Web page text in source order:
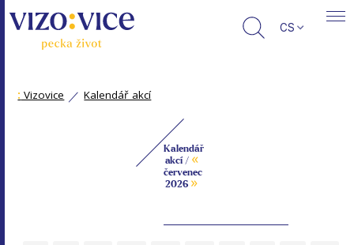
CS
: Vizovice Kalendář akcí
Kalendář
akcí / «
červenec
2026 »